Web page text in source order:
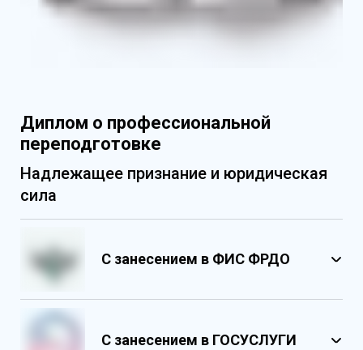
Диплом о профессиональной
переподготовке
Надлежащее признание и юридическая
сила
С занесением в ФИС ФРДО
С занесением в ГОСУСЛУГИ